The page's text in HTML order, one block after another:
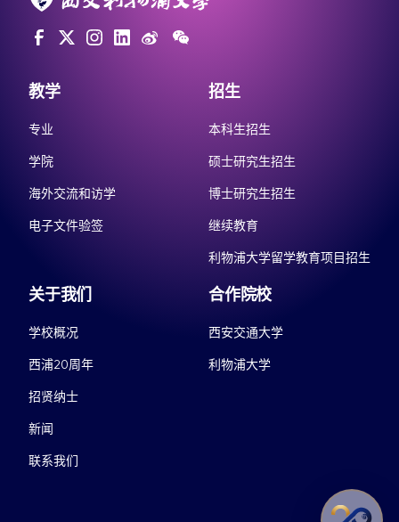
教学
专业
学院
海外交流和访学
电子文件验签
招生
本科生招生
硕士研究生招生
博士研究生招生
继续教育
利物浦大学留学教育项目招生
关于我们
学校概况
西浦20周年
招贤纳士
新闻
联系我们
合作院校
西安交通大学
利物浦大学